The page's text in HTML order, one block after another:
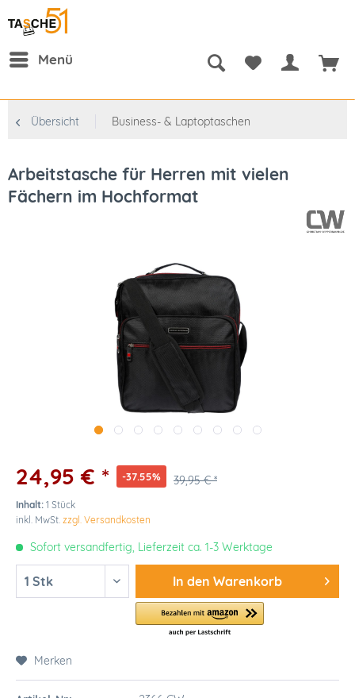
Menü
Übersicht Business- & Laptoptaschen
Arbeitstasche für Herren mit vielen
Fächern im Hochformat
24,95 € * -37.55% 39,95 € *
Inhalt: 1 Stück
inkl. MwSt. zzgl. Versandkosten
Sofort versandfertig, Lieferzeit ca. 1-3 Werktage
In den Warenkorb
Merken